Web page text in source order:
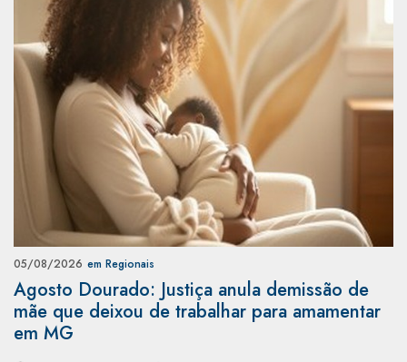
05/08/2026 em Regionais
Agosto Dourado: Justiça anula demissão de
mãe que deixou de trabalhar para amamentar
em MG